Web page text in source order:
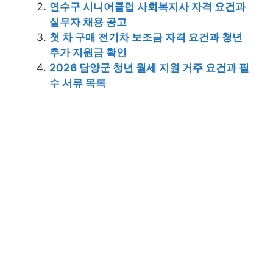
연수구 시니어클럽 사회복지사 자격 요건과
실무자 채용 공고
첫 차 구매 전기차 보조금 자격 요건과 청년
추가 지원금 확인
2026 담양군 청년 월세 지원 거주 요건과 필
수 서류 목록